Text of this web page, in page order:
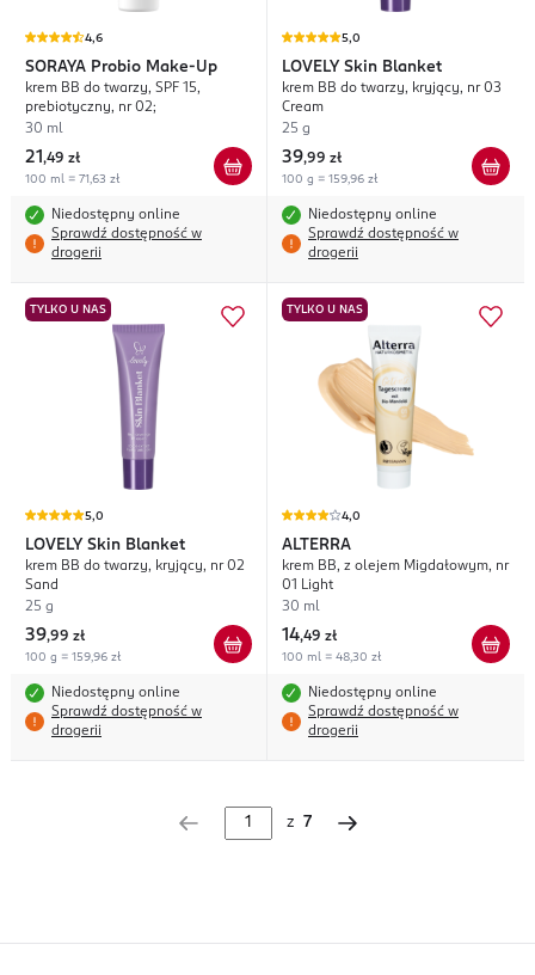
4,6
SORAYA Probio Make-Up
krem BB do twarzy, SPF 15,
prebiotyczny, nr 02;
30 ml
21 ,49 zł
100 ml = 71,63 zł
Niedostępny online
Sprawdź dostępność w
drogerii
5,0
LOVELY Skin Blanket
krem BB do twarzy, kryjący, nr 03
Cream
25 g
39,99 zł
100 g = 159,96 zł
Niedostępny online
Sprawdź dostępność w
drogerii
TYLKO U NAS
5,0
LOVELY Skin Blanket
krem BB do twarzy, kryjący, nr 02
Sand
25 g
39,99 zł
100 g = 159,96 zł
Niedostępny online
Sprawdź dostępność w
drogerii
TYLKO U NAS
4,0
ALTERRA
krem BB, z olejem Migdałowym, nr
01 Light
30 ml
14,49 zł
100 ml = 48,30 zł
Niedostępny online
Sprawdź dostępność w
drogerii
z 7